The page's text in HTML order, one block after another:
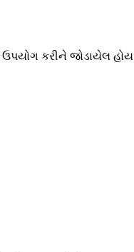
કરીને જોડાયેલ